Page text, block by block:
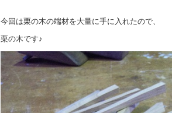
今回は栗の木の端材を大量に手に入れたので、
栗の木です♪